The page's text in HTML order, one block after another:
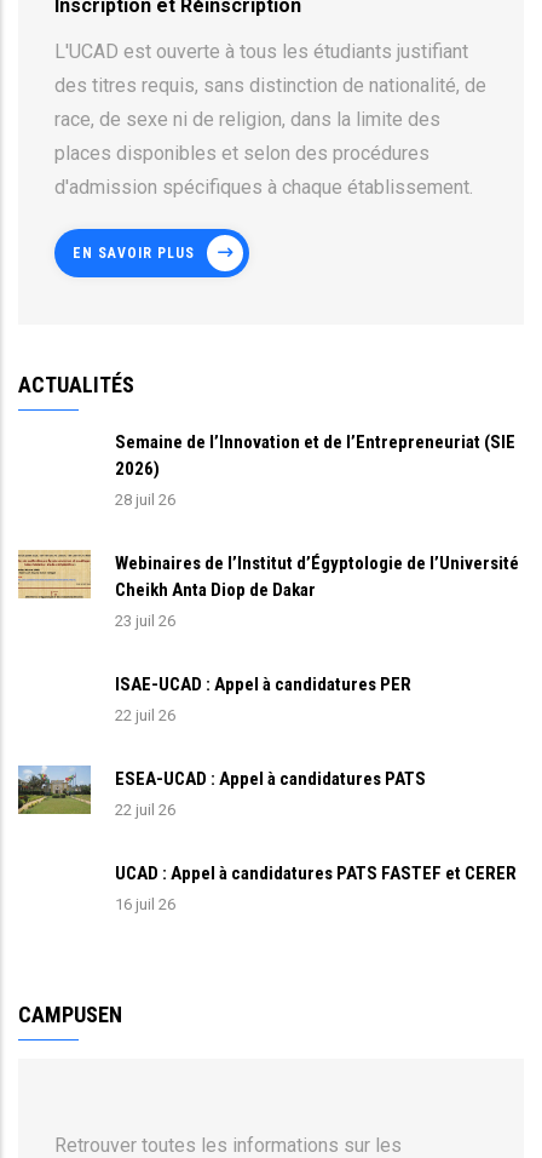
Inscription et Réinscription
L'UCAD est ouverte à tous les étudiants justifiant
des titres requis, sans distinction de nationalité, de
race, de sexe ni de religion, dans la limite des
places disponibles et selon des procédures
d'admission spécifiques à chaque établissement.
EN SAVOIR PLUS
ACTUALITÉS
Semaine de l’Innovation et de l’Entrepreneuriat (SIE
2026)
28 juil 26
Webinaires de l’Institut d’Égyptologie de l’Université
Cheikh Anta Diop de Dakar
23 juil 26
ISAE-UCAD : Appel à candidatures PER
22 juil 26
ESEA-UCAD : Appel à candidatures PATS
22 juil 26
UCAD : Appel à candidatures PATS FASTEF et CERER
16 juil 26
CAMPUSEN
Retrouver toutes les informations sur les